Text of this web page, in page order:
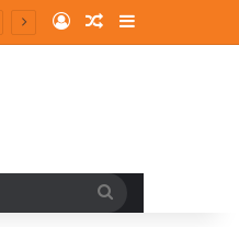
Log InRandom Article
Sidebar